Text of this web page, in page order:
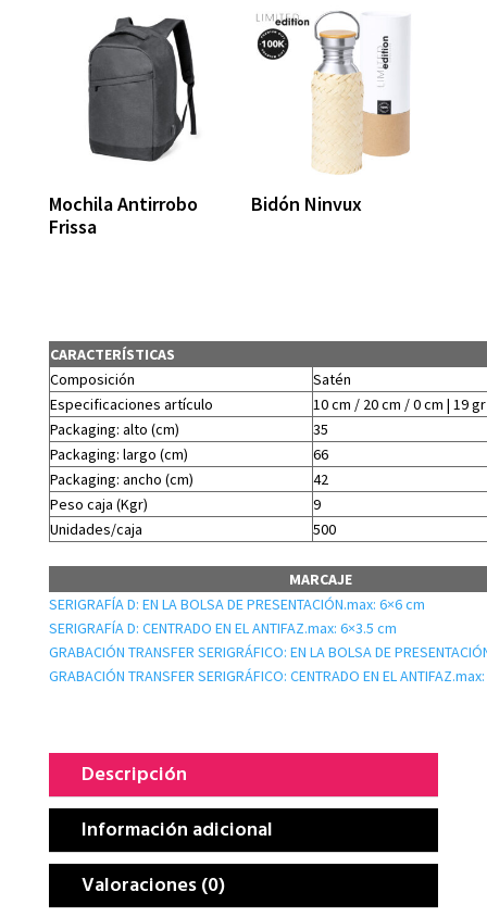
Mochila Antirrobo
Frissa
Bidón Ninvux
CARACTERÍSTICAS
Composición
Satén
Especificaciones artículo
10 cm / 20 cm / 0 cm | 19 gr
Packaging: alto (cm)
35
Packaging: largo (cm)
66
Packaging: ancho (cm)
42
Peso caja (Kgr)
9
Unidades/caja
500
MARCAJE
SERIGRAFÍA D: EN LA BOLSA DE PRESENTACIÓN.max: 6×6 cm
SERIGRAFÍA D: CENTRADO EN EL ANTIFAZ.max: 6×3.5 cm
GRABACIÓN TRANSFER SERIGRÁFICO: EN LA BOLSA DE
GRABACIÓN TRANSFER SERIGRÁFICO: CENTRADO EN EL
Descripción
Información adicional
Valoraciones (0)